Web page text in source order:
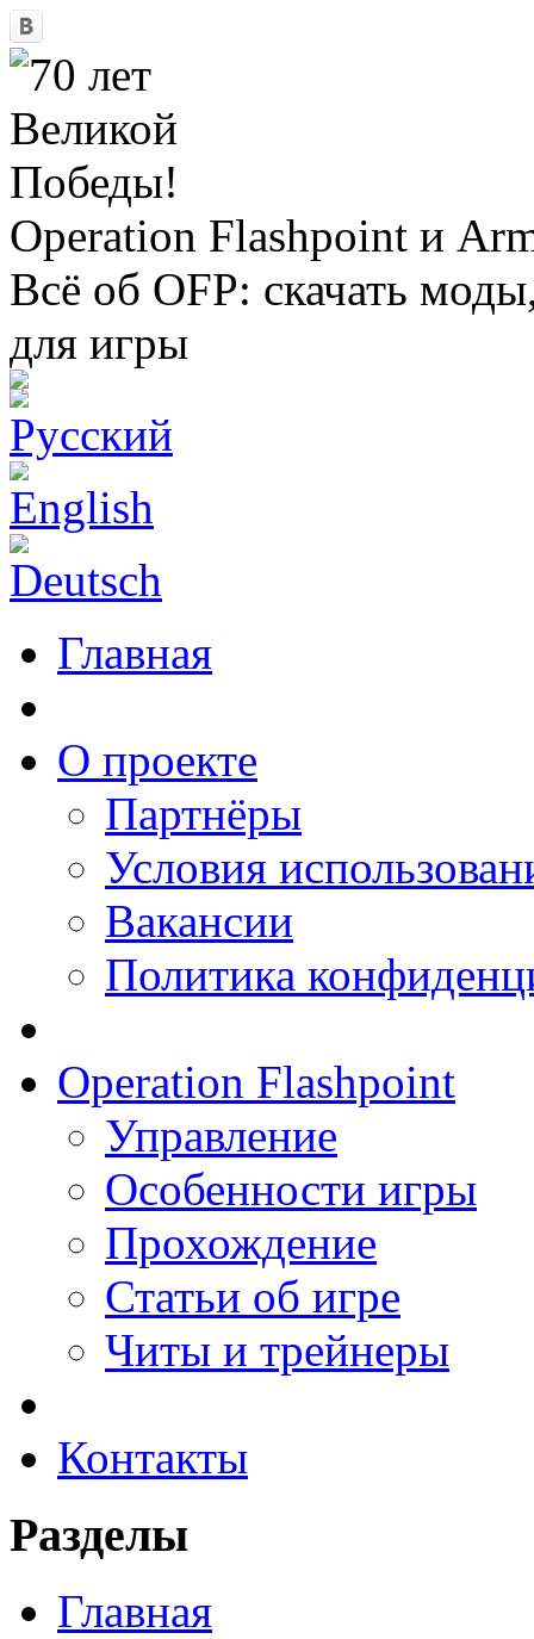
Operation Flashpoint и
Всё об OFP: скачать
для игры
Главная
О проекте
Партнёры
Условия
Вакансии
Политика
Operation Flashpoint
Управление
Особенности игры
Прохождение
Статьи об игре
Читы и трейнеры
Контакты
Разделы
Главная